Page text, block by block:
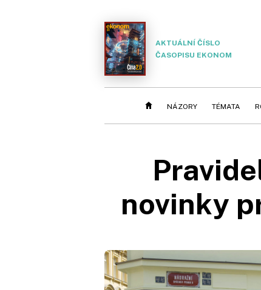
AKTUÁLNÍ ČÍSLO
ČASOPISU EKONOM
NÁZORY TÉMATA
novinky